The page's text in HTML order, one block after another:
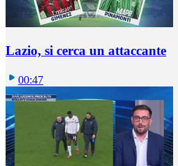
Lazio, si cerca un attaccante
00:47